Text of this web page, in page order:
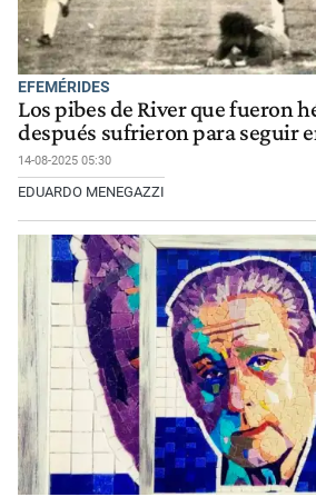
EFEMÉRIDES
Los pibes de River que fueron
después sufrieron para seguir
14-08-2025 05:30
EDUARDO MENEGAZZI